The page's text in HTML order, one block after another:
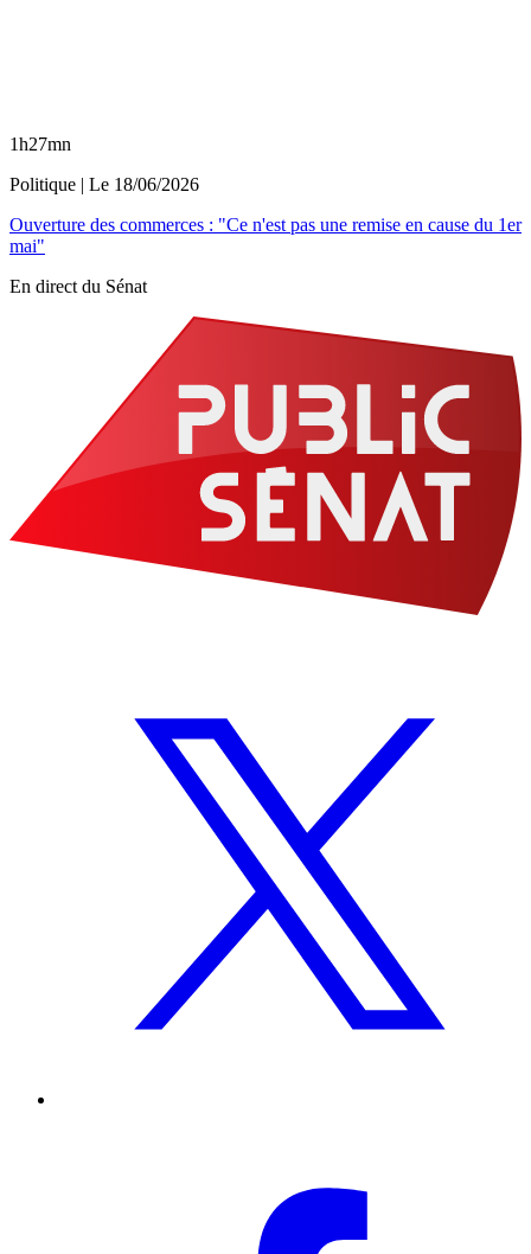
1h27mn
Politique | Le 18/06/2026
Ouverture des commerces : "Ce n'est pas une remise en cause du 1er
mai"
En direct du Sénat